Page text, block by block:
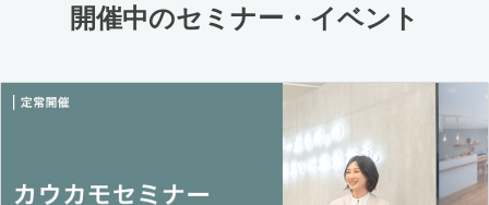
開催中のセミナー・イベント